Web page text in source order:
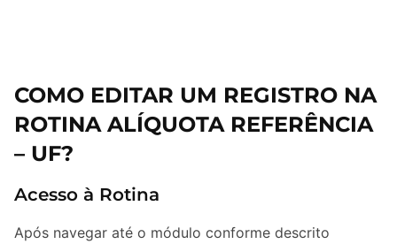
COMO EDITAR UM REGISTRO NA
ROTINA ALÍQUOTA REFERÊNCIA
– UF?
Acesso à Rotina
Após navegar até o módulo conforme descrito